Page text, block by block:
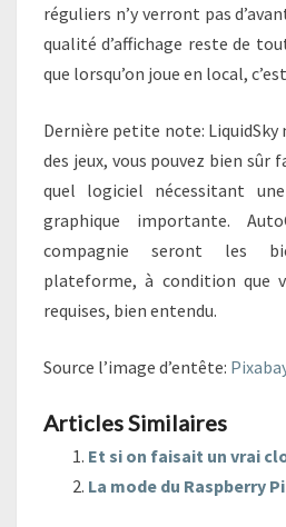
réguliers n’y verront pas
qualité d’affichage reste de
que lorsqu’on joue en local,
Dernière petite note: LiquidSky
des jeux, vous pouvez bien sûr
quel logiciel nécessitant
graphique importante.
compagnie seront les
plateforme, à condition que
requises, bien entendu.
Source l’image d’entête:
Articles Similaires
Et si on faisait un vrai
La mode du Raspberry Pi